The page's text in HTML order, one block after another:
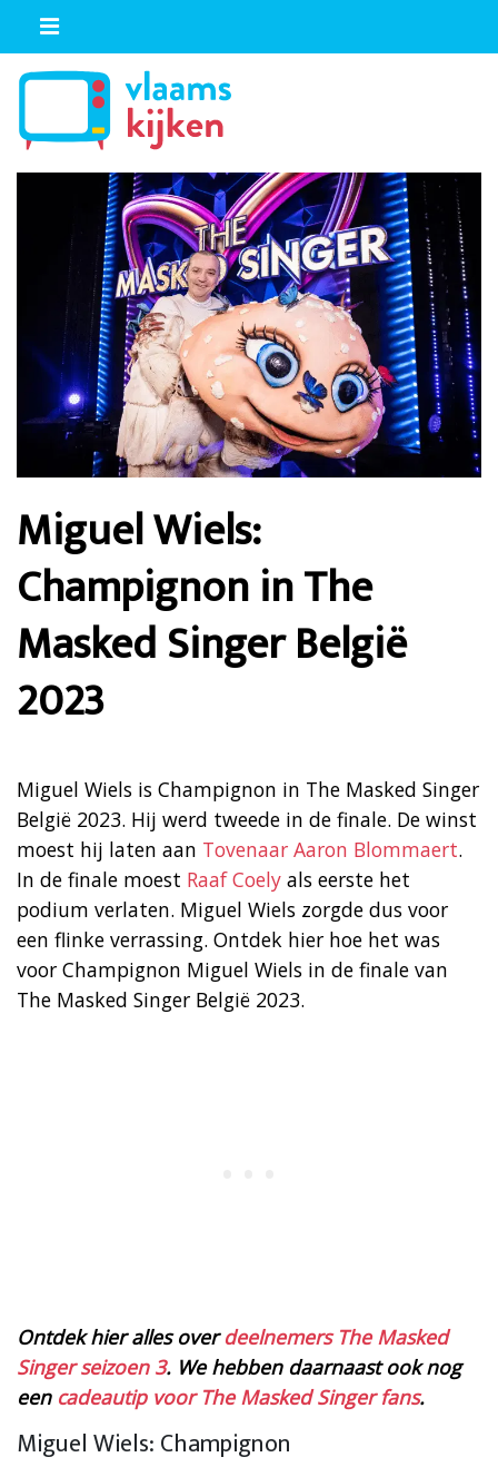
Miguel Wiels:
Champignon in The
Masked Singer België
2023
Miguel Wiels is Champignon in The Masked Singer
België 2023. Hij werd tweede in de finale. De winst
moest hij laten aan Tovenaar Aaron Blommaert.
In de finale moest Raaf Coely als eerste het
podium verlaten. Miguel Wiels zorgde dus voor
een flinke verrassing. Ontdek hier hoe het was
voor Champignon Miguel Wiels in de finale van
The Masked Singer België 2023.
Ontdek hier alles overdeelnemers The Masked
Singer seizoen 3. We hebben daarnaast ook nog
een cadeautip voor The Masked Singer fans.
Miguel Wiels: Champignon